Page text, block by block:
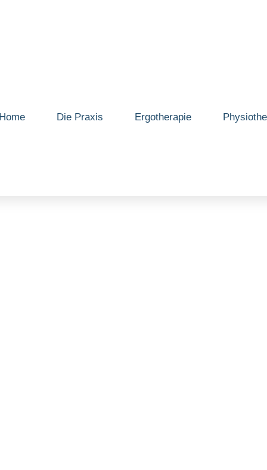
Die Praxis Ergotherapie